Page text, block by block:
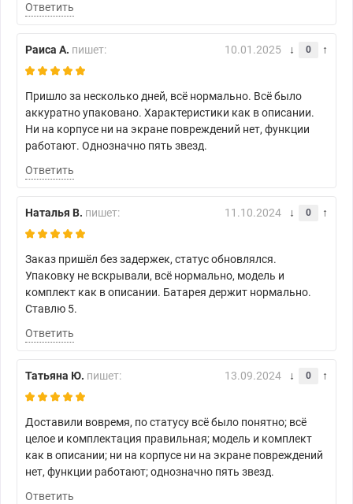
Ответить
Раиса А. пишет: 10.01.2025 0
Пришло за несколько дней, всё нормально. Всё было
аккуратно упаковано. Характеристики как в описании.
Ни на корпусе ни на экране повреждений нет, функции
работают. Однозначно пять звезд.
Ответить
Наталья В. пишет: 11.10.2024 0
Заказ пришёл без задержек, статус обновлялся.
Упаковку не вскрывали, всё нормально, модель и
комплект как в описании. Батарея держит нормально.
Ставлю 5.
Ответить
Татьяна Ю. пишет: 13.09.2024 0
Доставили вовремя, по статусу всё было понятно; всё
целое и комплектация правильная; модель и комплект
как в описании; ни на корпусе ни на экране повреждений
нет, функции работают; однозначно пять звезд.
Ответить